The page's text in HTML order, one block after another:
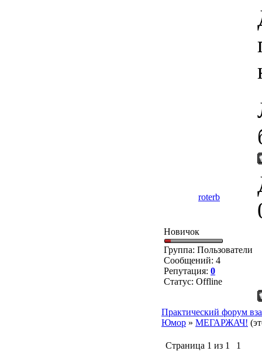
roterb
Новичок
Группа: Пользователи
Сообщений: 4
Репутация: 0
Статус: Offline
Практический форум
Юмор » МЕГАРЖАЧ!
Страница 1 из 1 1